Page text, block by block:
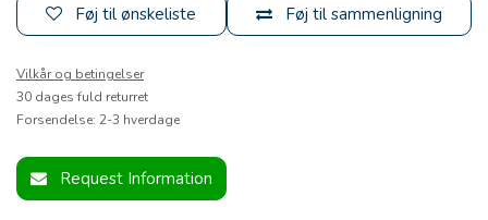
Føj til sammenligning
Føj til ønskeliste
Vilkår og betingelser
30 dages fuld returret
Forsendelse: 2-3 hverdage
Request Information